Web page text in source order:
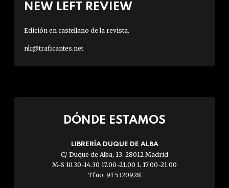
NEW LEFT REVIEW
Edición en castellano de la revista.
nlr@traficantes.net
DÓNDE ESTAMOS
LIBRERÍA DUQUE DE ALBA
C/ Duque de Alba, 13. 28012 Madrid
M-S 10.30-14.30 17.00-21.00 L 17.00-21.00
Tfno: 91 5320928